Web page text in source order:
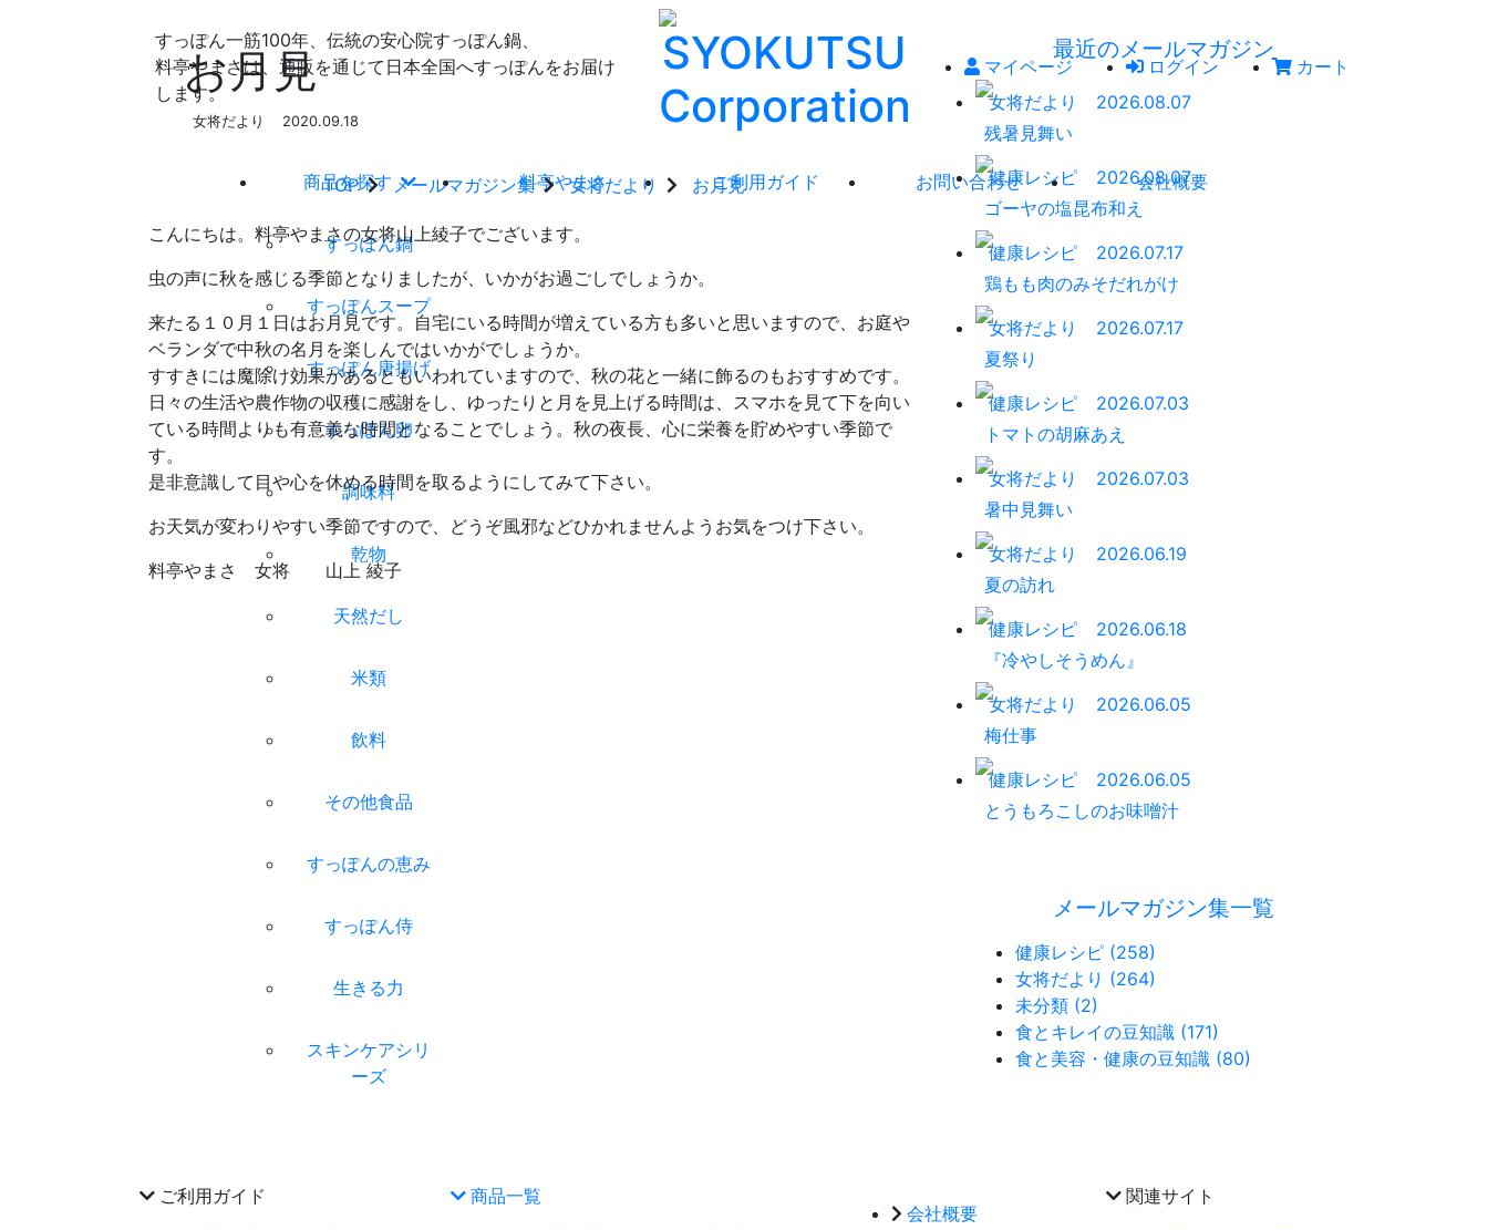
すっぽん一筋100年、伝統の安心院すっぽん鍋、
料亭やまさは、通販を通じて日本全国へすっぽんをお届け
します。
マイページ ログイン カート
商品を探す
すっぽん鍋
すっぽんスープ
すっぽん唐揚げ
すっぽん卵
調味料
乾物
天然だし
米類
飲料
その他食品
すっぽんの恵み
すっぽん侍
生きる力
スキンケアシリ
ーズ
料亭やまさ ご利用ガイド お問い合わせ 会社概要
お月見
女将だより 2020.09.18
TOP メールマガジン集 女将だより お月見
こんにちは。料亭やまさの女将山上綾子でございます。
虫の声に秋を感じる季節となりましたが、いかがお過ごしでしょうか。
来たる１０月１日はお月見です。自宅にいる時間が増えている方も多いと思いますので、お庭や
ベランダで中秋の名月を楽しんではいかがでしょうか。
すすきには魔除け効果があるともいわれていますので、秋の花と一緒に飾るのもおすすめです。
日々の生活や農作物の収穫に感謝をし、ゆったりと月を見上げる時間は、スマホを見て下を向い
ている時間よりも有意義な時間となることでしょう。秋の夜長、心に栄養を貯めやすい季節で
す。
是非意識して目や心を休める時間を取るようにしてみて下さい。
お天気が変わりやすい季節ですので、どうぞ風邪などひかれませんようお気をつけ下さい。
料亭やまさ 女将 山上 綾子
最近のメールマガジン
女将だより
2026.08.07
残暑見舞い
健康レシピ
2026.08.07
ゴーヤの塩昆布和え
健康レシピ
2026.07.17
鶏もも肉のみそだれがけ
女将だより
2026.07.17
夏祭り
健康レシピ
2026.07.03
トマトの胡麻あえ
女将だより
2026.07.03
暑中見舞い
女将だより
2026.06.19
夏の訪れ
健康レシピ
2026.06.18
『冷やしそうめん』
女将だより
2026.06.05
梅仕事
健康レシピ
2026.06.05
とうもろこしのお味噌汁
メールマガジン集一覧
健康レシピ (258)
女将だより (264)
未分類 (2)
食とキレイの豆知識 (171)
食と美容・健康の豆知識 (80)
ご利用ガイド 商品一覧
会社概要
関連サイト